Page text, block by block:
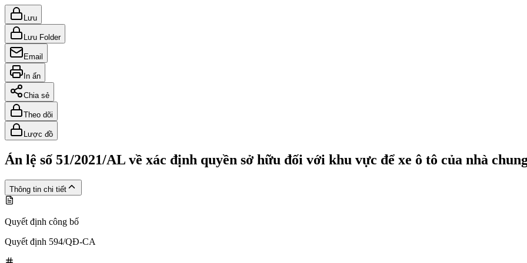
Lưu
Lưu Folder
Email
In ấn
Chia sẻ
Theo dõi
Lược đồ
Án lệ số 51/2021/AL về xác định quyền sở hữu đối với khu vực để xe ô tô của nhà
Thông tin chi tiết
Quyết định công bố
Quyết định 594/QĐ-CA